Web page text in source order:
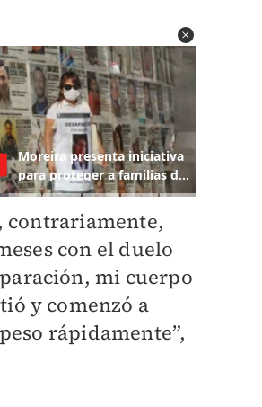
contrariamente,
con el duelo
mi cuerpo
y comenzó a
rápidamente”,